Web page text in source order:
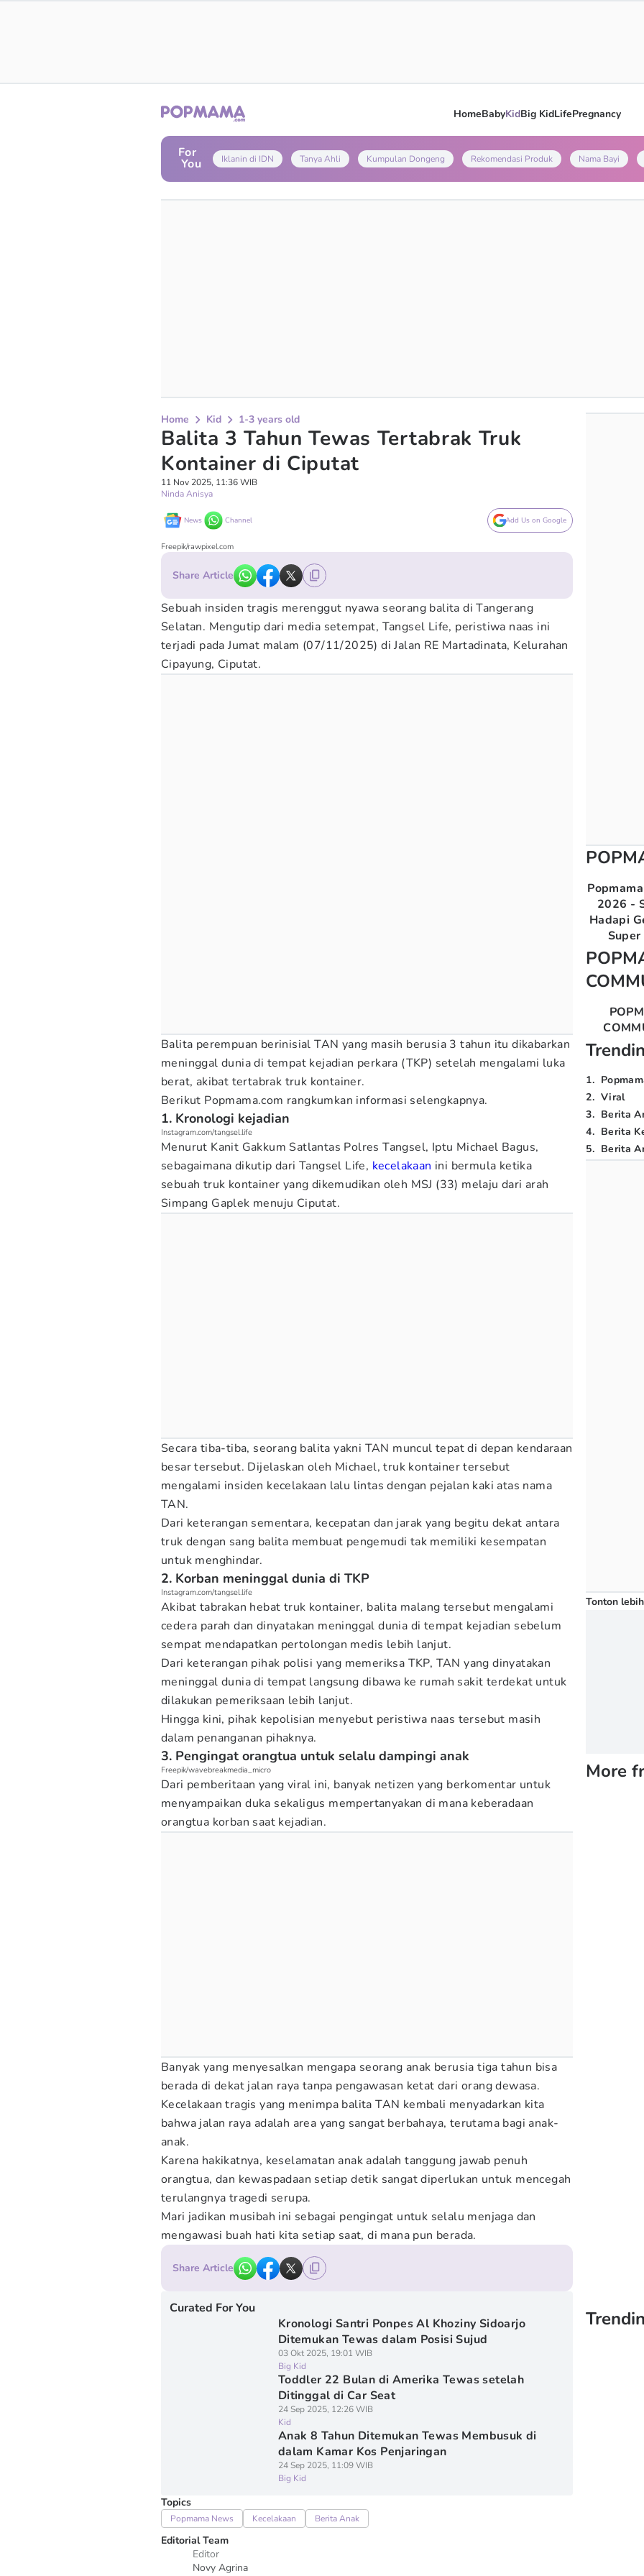
HomeBabyKidBig KidLifePregnancy
For
You Iklanin di IDN Tanya Ahli Kumpulan Dongeng Rekomendasi Produk Nama Bayi
Home Kid 1-3 years old
Balita 3 Tahun Tewas Tertabrak Truk
Kontainer di Ciputat
11 Nov 2025, 11:36 WIB
Ninda Anisya
News Channel Add Us on Google
Freepik/rawpixel.com
Share Article
Sebuah insiden tragis merenggut nyawa seorang balita di Tangerang
Selatan. Mengutip dari media setempat, Tangsel Life, peristiwa naas ini
terjadi pada Jumat malam (07/11/2025) di Jalan RE Martadinata, Kelurahan
Cipayung, Ciputat.
Balita perempuan berinisial TAN yang masih berusia 3 tahun itu dikabarkan
meninggal dunia di tempat kejadian perkara (TKP) setelah mengalami luka
berat, akibat tertabrak truk kontainer.
Berikut Popmama.com rangkumkan informasi selengkapnya.
1. Kronologi kejadian
Instagram.com/tangsel.life
Menurut Kanit Gakkum Satlantas Polres Tangsel, Iptu Michael Bagus,
sebagaimana dikutip dari Tangsel Life, kecelakaan ini bermula ketika
sebuah truk kontainer yang dikemudikan oleh MSJ (33) melaju dari arah
Simpang Gaplek menuju Ciputat.
Secara tiba-tiba, seorang balita yakni TAN muncul tepat di depan kendaraan
besar tersebut. Dijelaskan oleh Michael, truk kontainer tersebut
mengalami insiden kecelakaan lalu lintas dengan pejalan kaki atas nama
TAN.
Dari keterangan sementara, kecepatan dan jarak yang begitu dekat antara
truk dengan sang balita membuat pengemudi tak memiliki kesempatan
untuk menghindar.
2. Korban meninggal dunia di TKP
Instagram.com/tangsel.life
Akibat tabrakan hebat truk kontainer, balita malang tersebut mengalami
cedera parah dan dinyatakan meninggal dunia di tempat kejadian sebelum
sempat mendapatkan pertolongan medis lebih lanjut.
Dari keterangan pihak polisi yang memeriksa TKP, TAN yang dinyatakan
meninggal dunia di tempat langsung dibawa ke rumah sakit terdekat untuk
dilakukan pemeriksaan lebih lanjut.
Hingga kini, pihak kepolisian menyebut peristiwa naas tersebut masih
dalam penanganan pihaknya.
3. Pengingat orangtua untuk selalu dampingi anak
Freepik/wavebreakmedia_micro
Dari pemberitaan yang viral ini, banyak netizen yang berkomentar untuk
menyampaikan duka sekaligus mempertanyakan di mana keberadaan
orangtua korban saat kejadian.
Banyak yang menyesalkan mengapa seorang anak berusia tiga tahun bisa
berada di dekat jalan raya tanpa pengawasan ketat dari orang dewasa.
Kecelakaan tragis yang menimpa balita TAN kembali menyadarkan kita
bahwa jalan raya adalah area yang sangat berbahaya, terutama bagi anak-
anak.
Karena hakikatnya, keselamatan anak adalah tanggung jawab penuh
orangtua, dan kewaspadaan setiap detik sangat diperlukan untuk mencegah
terulangnya tragedi serupa.
Mari jadikan musibah ini sebagai pengingat untuk selalu menjaga dan
mengawasi buah hati kita setiap saat, di mana pun berada.
Share Article
Curated For You
Kronologi Santri Ponpes Al Khoziny Sidoarjo
Ditemukan Tewas dalam Posisi Sujud
03 Okt 2025, 19:01 WIB
Big Kid
Toddler 22 Bulan di Amerika Tewas setelah
Ditinggal di Car Seat
24 Sep 2025, 12:26 WIB
Kid
Anak 8 Tahun Ditemukan Tewas Membusuk di
dalam Kamar Kos Penjaringan
24 Sep 2025, 11:09 WIB
Big Kid
Topics
Popmama News Kecelakaan Berita Anak
Editorial Team
Editor
Novy Agrina
2026 -
Hadapi
1.
2. Viral
3. Berita
4. Berita
5. Berita
Tonton
More